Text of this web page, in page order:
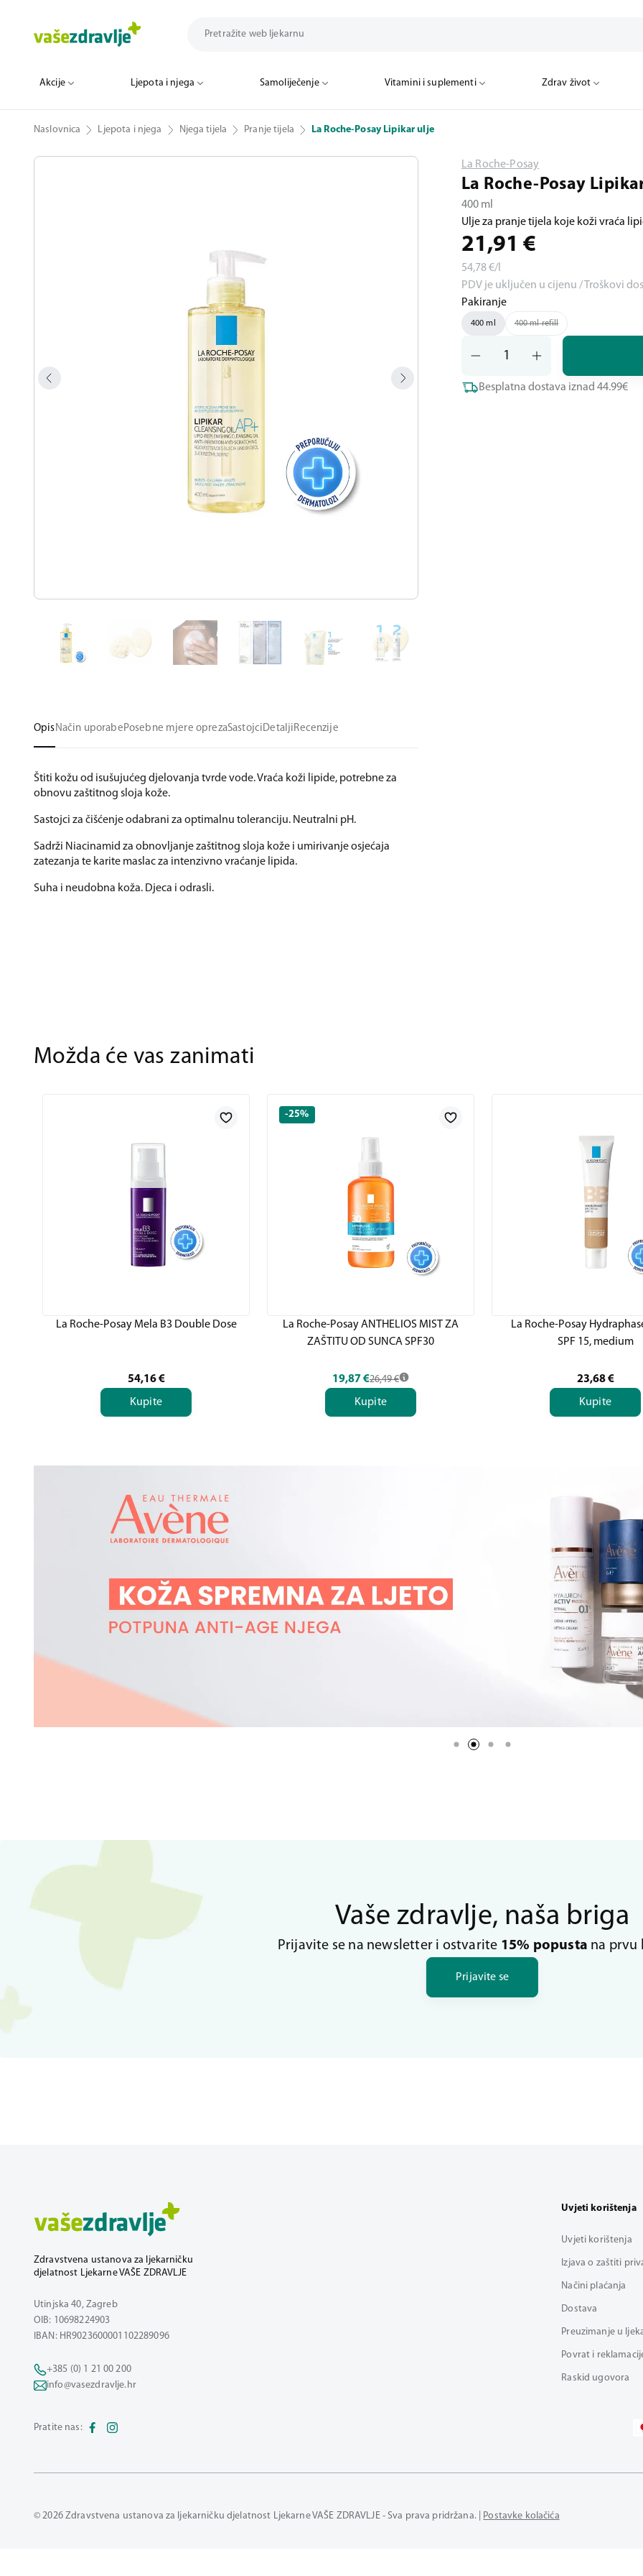
Akcije Ljepota i njega Samoliječenje Vitamini i suplementi Zdrav život
Naslovnica Ljepota i njega Njega tijela Pranje tijela La Roche-Posay Lipikar ulje
OpisNačin uporabePosebne mjere oprezaSastojciDetaljiRecenzije
Štiti kožu od isušujućeg djelovanja tvrde vode. Vraća koži lipide, potrebne za
obnovu zaštitnog sloja kože.
Sastojci za čišćenje odabrani za optimalnu toleranciju. Neutralni pH.
Sadrži Niacinamid za obnovljanje zaštitnog sloja kože i umirivanje osjećaja
zatezanja te karite maslac za intenzivno vraćanje lipida.
Suha i neudobna koža. Djeca i odrasli.
La Roche-Posay
La Roche-Posay
400 ml
Ulje za pranje tijela koje koži vraća
21,91 €
54,78€/l
PDV je uključen u cijenu / Troškovi
Pakiranje
400 ml 400 ml refill
Besplatna dostava iznad 44.99€
Možda će vas zanimati
La Roche-Posay Mela B3 Double Dose
54,16 €
Kupite
-25%
La Roche-Posay ANTHELIOS MIST ZA
ZAŠTITU OD SUNCA SPF30
19,87 €26,49 €
Kupite
La Roche-Posay
SPF 15, medium
23,68 €
Kupite
Vaše zdravlje, naša briga
Prijavite se na newsletter i ostvarite 15% popusta na prvu
Prijavite se
Zdravstvena ustanova za ljekarničku
djelatnost Ljekarne VAŠE ZDRAVLJE
Utinjska 40, Zagreb
OIB: 10698224903
IBAN: HR9023600001102289096
+385 (0) 1 21 00 200
info@vasezdravlje.hr
Uvjeti korištenja
Uvjeti korištenja
Izjava o zaštiti
Načini plaćanja
Dostava
Preuzimanje u
Povrat i
Raskid ugovora
Pratite nas:
© 2026 Zdravstvena ustanova za ljekarničku djelatnost Ljekarne VAŠE ZDRAVLJE - Sva prava pridržana. | Postavke kolačića